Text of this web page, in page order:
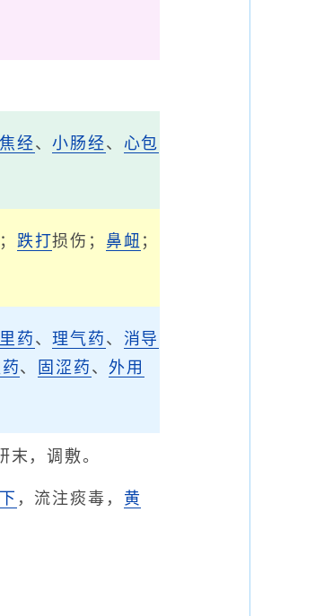
经、小肠经、 心包
跌打损伤； 鼻衄 ；
药 、理气药 、 消导
、 固涩药 、外用
末，调敷。
，流注痰毒， 黄